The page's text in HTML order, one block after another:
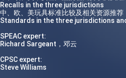
Recalls in the three jurisdictions
中、欧、美玩具标准比较及相关资源推荐
Standards in the three jurisdictions
SPEAC expert:
Richard Sargeant，邓云
CPSC expert:
Steve Williams